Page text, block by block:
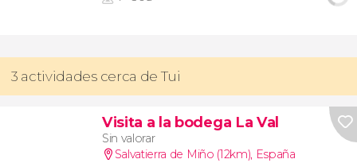
3 actividades cerca de Tui
Visita a la bodega La Val
Sin valorar
Salvatierra de Miño (12km), España